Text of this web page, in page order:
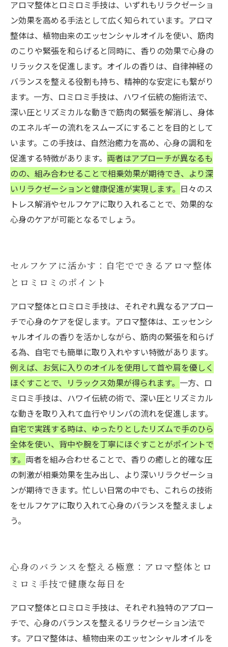
アロマ整体とロミロミ手技は、いずれもリラクゼーショ
ン効果を高める手法として広く知られています。アロマ
整体は、植物由来のエッセンシャルオイルを使い、筋肉
のこりや緊張を和らげると同時に、香りの効果で心身の
リラックスを促進します。オイルの香りは、自律神経の
バランスを整える役割も持ち、精神的な安定にも繋がり
ます。一方、ロミロミ手技は、ハワイ伝統の施術法で、
深い圧とリズミカルな動きで筋肉の緊張を解消し、身体
のエネルギーの流れをスムーズにすることを目的として
います。この手技は、自然治癒力を高め、心身の調和を
促進する特徴があります。 両者はアプローチが異なるも
のの、組み合わせることで相乗効果が期待でき、より深
いリラクゼーションと健康促進が実現します。 日々のス
トレス解消やセルフケアに取り入れることで、効果的な
心身のケアが可能となるでしょう。
セルフケアに活かす：自宅でできるアロマ整体
とロミロミのポイント
アロマ整体とロミロミ手技は、それぞれ異なるアプロー
チで心身のケアを促します。アロマ整体は、エッセンシ
ャルオイルの香りを活かしながら、筋肉の緊張を和らげ
る為、自宅でも簡単に取り入れやすい特徴があります。
例えば、お気に入りのオイルを使用して首や肩を優しく
ほぐすことで、リラックス効果が得られます。 一方、ロ
ミロミ手技は、ハワイ伝統の術で、深い圧とリズミカル
な動きを取り入れて血行やリンパの流れを促進します。
自宅で実践する時は、ゆったりとしたリズムで手のひら
全体を使い、背中や腕を丁寧にほぐすことがポイントで
す。 両者を組み合わせることで、香りの癒しと的確な圧
の刺激が相乗効果を生み出し、より深いリラクゼーショ
ンが期待できます。忙しい日常の中でも、これらの技術
をセルフケアに取り入れて心身のバランスを整えましょ
う。
心身のバランスを整える極意：アロマ整体とロ
ミロミ手技で健康な毎日を
アロマ整体とロミロミ手技は、それぞれ独特のアプロー
チで、心身のバランスを整えるリラクゼーション法で
す。アロマ整体は、植物由来のエッセンシャルオイルを